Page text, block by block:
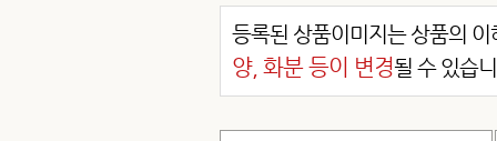
등록된 상품이미지는 상품의
양, 화분 등이 변경될 수 있습